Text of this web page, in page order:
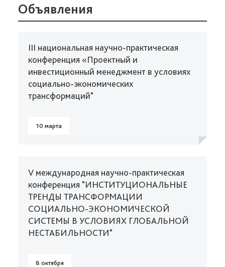
Объявления
III национальная научно-практическая
конференция «Проектный и
инвестиционный менеджмент в условиях
социально-экономических
трансформаций"
10 марта
V международная научно-практическая
конференция "ИНСТИТУЦИОНАЛЬНЫЕ
ТРЕНДЫ ТРАНСФОРМАЦИИ
СОЦИАЛЬНО-ЭКОНОМИЧЕСКОЙ
СИСТЕМЫ В УСЛОВИЯХ ГЛОБАЛЬНОЙ
НЕСТАБИЛЬНОСТИ"
8 октября